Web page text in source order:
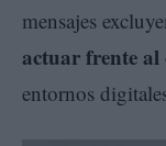
mensajes
actuar frente al
entornos